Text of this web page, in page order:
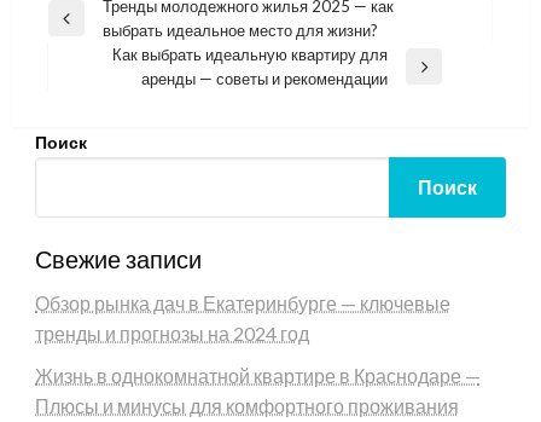
Навигация
Previous
Тренды молодежного жилья 2025 — как
выбрать идеальное место для жизни?
Как выбрать идеальную квартиру для
аренды — советы и рекомендации
Поиск
Поиск
Свежие записи
Обзор рынка дач в Екатеринбурге — ключевые
тренды и прогнозы на 2024 год
Жизнь в однокомнатной квартире в Краснодаре —
Плюсы и минусы для комфортного проживания